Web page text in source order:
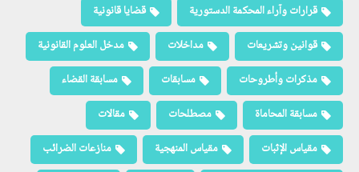
قرارات وآراء المحكمة الدستورية
قضايا قانونية
قوانين وتشريعات
مداخلات
مدخل العلوم القانونية
مذكرات وأطروحات
مسابقات
مسابقة القضاء
مسابقة المحاماة
مصطلحات
مقالات
مقياس الإثبات
مقياس المنهجية
منازعات الضرائب